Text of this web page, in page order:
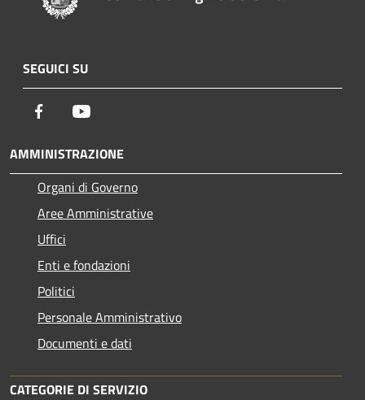
SEGUICI SU
Facebook
AMMINISTRAZIONE
Organi di Governo
Aree Amministrative
Uffici
Enti e fondazioni
Politici
Personale Amministrativo
Documenti e dati
CATEGORIE DI SERVIZIO